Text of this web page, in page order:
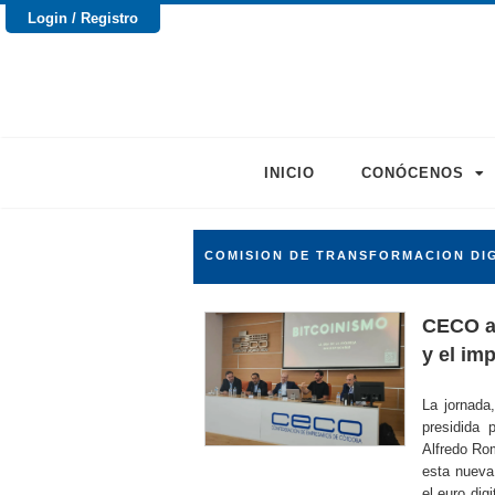
Login / Registro
INICIO CONÓCENOS
COMISION DE TRANSFORMACION
CECO
y el
La
presidida
Alfredo
esta